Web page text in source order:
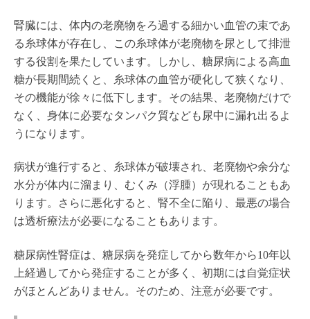
腎臓には、体内の老廃物をろ過する細かい血管の束であ
る糸球体が存在し、この糸球体が老廃物を尿として排泄
する役割を果たしています。しかし、糖尿病による高血
糖が長期間続くと、糸球体の血管が硬化して狭くなり、
その機能が徐々に低下します。その結果、老廃物だけで
なく、身体に必要なタンパク質なども尿中に漏れ出るよ
うになります。
病状が進行すると、糸球体が破壊され、老廃物や余分な
水分が体内に溜まり、むくみ（浮腫）が現れることもあ
ります。さらに悪化すると、腎不全に陥り、最悪の場合
は透析療法が必要になることもあります。
糖尿病性腎症は、糖尿病を発症してから数年から10年以
上経過してから発症することが多く、初期には自覚症状
がほとんどありません。そのため、注意が必要です。